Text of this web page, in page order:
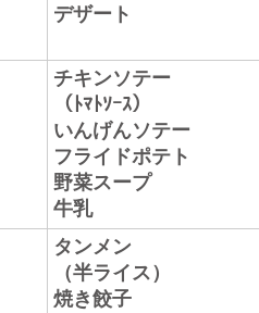
デザート
チキンソテー
（ﾄﾏﾄｿｰｽ）
いんげんソテー
フライドポテト
野菜スープ
牛乳
タンメン
（半ライス）
焼き餃子